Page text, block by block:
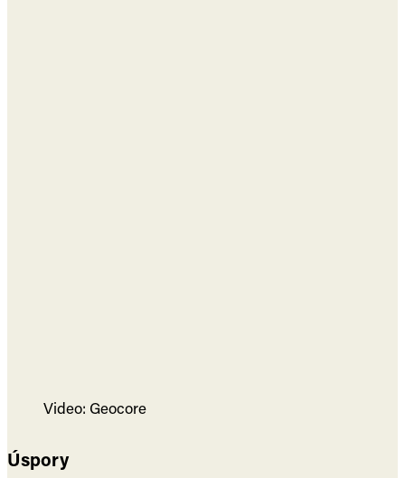
Video: Geocore
Úspory